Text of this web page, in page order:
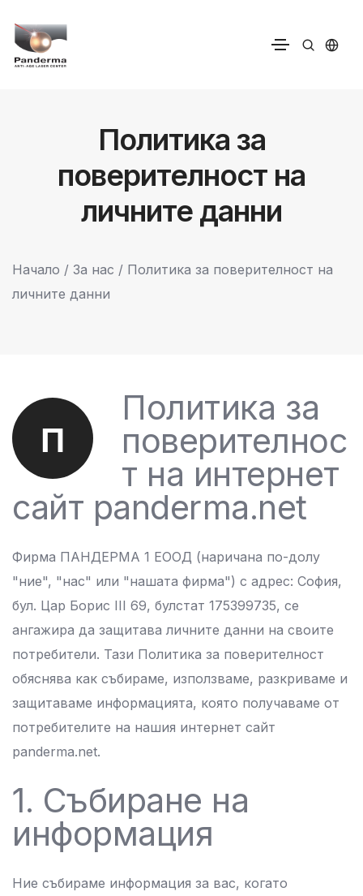
Политика за
поверителност на
личните данни
Начало / За нас / Политика за поверителност на
личните данни
П
Политика за
поверителнос
т на интернет
сайт panderma.net
Фирма ПАНДЕРМА 1 ЕООД (наричана по-долу
"ние", "нас" или "нашата фирма") с адрес: София,
бул. Цар Борис III 69, булстат 175399735, се
ангажира да защитава личните данни на своите
потребители. Тази Политика за поверителност
обяснява как събираме, използваме, разкриваме и
защитаваме информацията, която получаваме от
потребителите на нашия интернет сайт
panderma.net.
1. Събиране на
информация
Ние събираме информация за вас, когато